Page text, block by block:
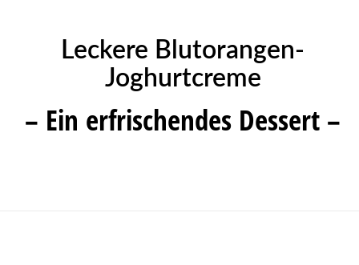
Leckere Blutorangen-
Joghurtcreme
– Ein erfrischendes Dessert –